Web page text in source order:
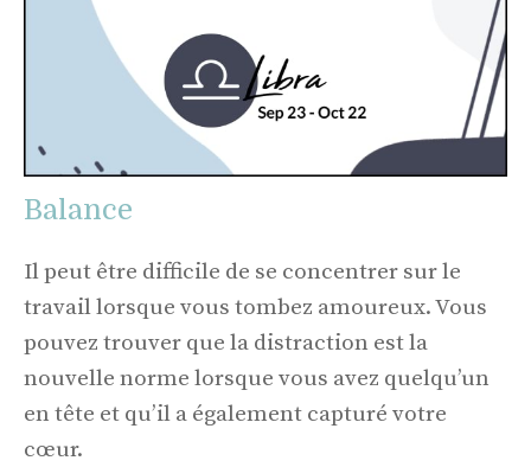
Balance
Il peut être difficile de se concentrer sur le
travail lorsque vous tombez amoureux. Vous
pouvez trouver que la distraction est la
nouvelle norme lorsque vous avez quelqu’un
en tête et qu’il a également capturé votre
cœur.